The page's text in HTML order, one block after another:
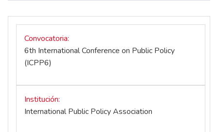
Convocatoria
6th International Conference on Public Policy
(ICPP6)
Institución
International Public Policy Association